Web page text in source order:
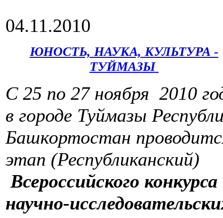
04.11.2010
ЮНОСТЬ, НАУКА, КУЛЬТУРА -
ТУЙМАЗЫ
С 25 по 27 ноября 2010
в городе Туймазы
Башкортостан
этап (Республиканский)
Всероссийского конкурса
научно-